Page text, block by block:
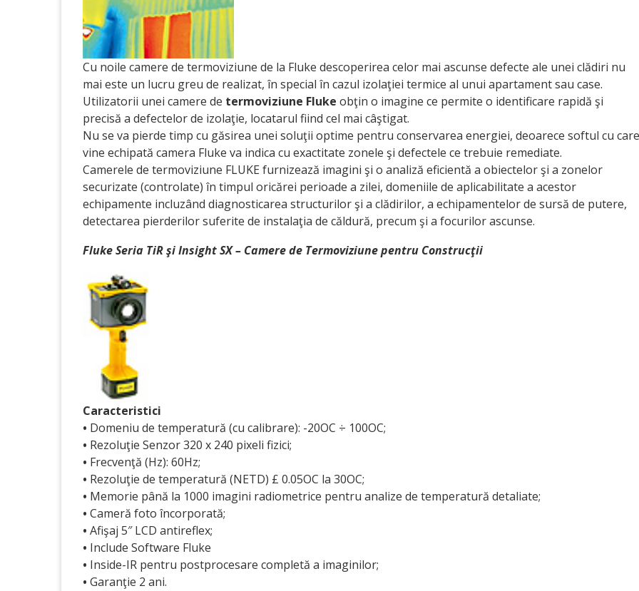
Cu noile camere de termoviziune de la Fluke descoperirea celor mai ascunse defecte ale unei clădiri nu
mai este un lucru greu de realizat, în special în cazul izolaţiei termice al unui apartament sau case.
Utilizatorii unei camere de termoviziune Fluke obţin o imagine ce permite o identificare rapidă şi
precisă a defectelor de izolaţie, locatarul fiind cel mai câştigat.
Nu se va pierde timp cu găsirea unei soluţii optime pentru conservarea energiei, deoarece softul cu care
vine echipată camera Fluke va indica cu exactitate zonele şi defectele ce trebuie remediate.
Camerele de termoviziune FLUKE furnizează imagini şi o analiză eficientă a obiectelor şi a zonelor
securizate (controlate) în timpul oricărei perioade a zilei, domeniile de aplicabilitate a acestor
echipamente incluzând diagnosticarea structurilor şi a clădirilor, a echipamentelor de sursă de putere,
detectarea pierderilor suferite de instalaţia de căldură, precum şi a focurilor ascunse.
Fluke Seria TiR şi Insight SX – Camere de Termoviziune pentru Construcţii
Caracteristici
• Domeniu de temperatură (cu calibrare): -20OC ÷ 100OC;
• Rezoluţie Senzor 320 x 240 pixeli fizici;
• Frecvenţă (Hz): 60Hz;
• Rezoluţie de temperatură (NETD) £ 0.05OC la 30OC;
• Memorie până la 1000 imagini radiometrice pentru analize de temperatură detaliate;
• Cameră foto încorporată;
• Afişaj 5″ LCD antireflex;
• Include Software Fluke
• Inside-IR pentru postprocesare completă a imaginilor;
• Garanţie 2 ani.